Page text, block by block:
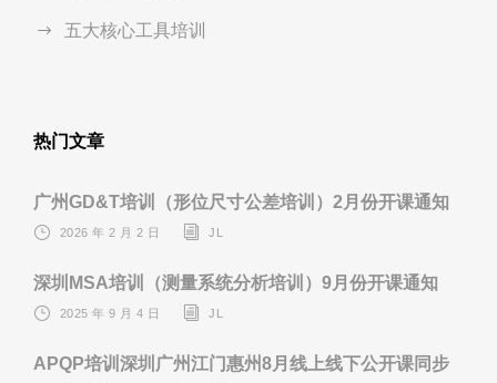
五大核心工具培训
热门文章
广州GD&T培训（形位尺寸公差培训）2月份开课通知
2026 年 2 月 2 日 JL
深圳MSA培训（测量系统分析培训）9月份开课通知
2025 年 9 月 4 日 JL
APQP培训深圳广州江门惠州8月线上线下公开课同步